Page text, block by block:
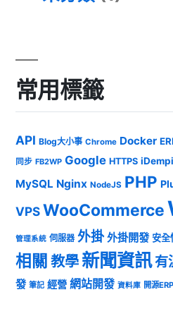
常用標籤
API Blog大小事 Chrome Docker
同步 FB2WP Google HTTPS
MySQL Nginx NodeJS PHP
VPSWooCommerce
管理系統 伺服器 外掛 外掛開發 安全
相關 教學 新聞資訊有
發 筆記 經營 網站開發 資料庫 開源ERP